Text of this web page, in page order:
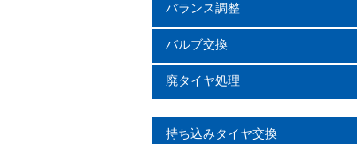
バランス調整
バルブ交換
廃タイヤ処理
持ち込みタイヤ交換